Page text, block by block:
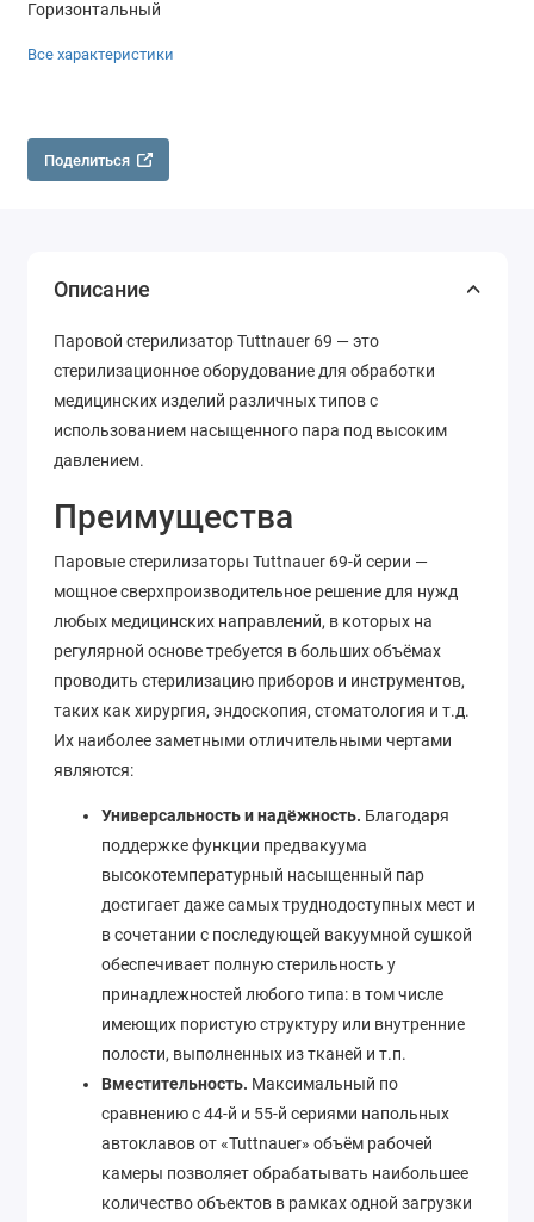
Горизонтальный
Все характеристики
Поделиться
Описание
Паровой стерилизатор Tuttnauer 69 — это
стерилизационное оборудование для обработки
медицинских изделий различных типов с
использованием насыщенного пара под высоким
давлением.
Преимущества
Паровые стерилизаторы Tuttnauer 69-й серии —
мощное сверхпроизводительное решение для нужд
любых медицинских направлений, в которых на
регулярной основе требуется в больших объёмах
проводить стерилизацию приборов и инструментов,
таких как хирургия, эндоскопия, стоматология и т.д.
Их наиболее заметными отличительными чертами
являются:
Универсальность и надёжность. Благодаря
поддержке функции предвакуума
высокотемпературный насыщенный пар
достигает даже самых труднодоступных мест и
в сочетании с последующей вакуумной сушкой
обеспечивает полную стерильность у
принадлежностей любого типа: в том числе
имеющих пористую структуру или внутренние
полости, выполненных из тканей и т.п.
Вместительность. Максимальный по
сравнению с 44-й и 55-й сериями напольных
автоклавов от «Tuttnauer» объём рабочей
камеры позволяет обрабатывать наибольшее
количество объектов в рамках одной загрузки